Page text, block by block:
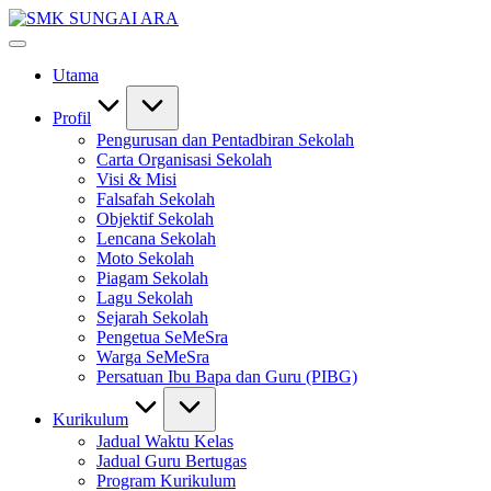
Skip
to
#KetekunanNadiKecemerlangan
#SeMeSradiHati
Utama
Profil
Pengurusan dan Pentadbiran Sekolah
Carta Organisasi Sekolah
Visi & Misi
Falsafah Sekolah
Objektif Sekolah
Lencana Sekolah
Moto Sekolah
Piagam Sekolah
Lagu Sekolah
Sejarah Sekolah
Pengetua SeMeSra
Warga SeMeSra
Persatuan Ibu Bapa dan Guru (PIBG)
Kurikulum
Jadual Waktu Kelas
Jadual Guru Bertugas
Program Kurikulum